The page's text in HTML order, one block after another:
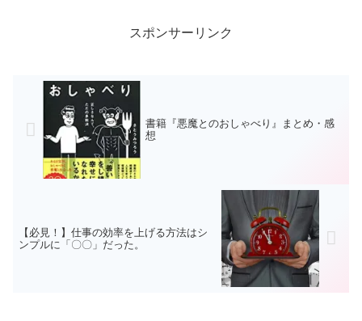
スポンサーリンク
書籍『悪魔とのおしゃべり』まとめ・感
想
【必見！】仕事の効率を上げる方法はシ
ンプルに「〇〇」だった。